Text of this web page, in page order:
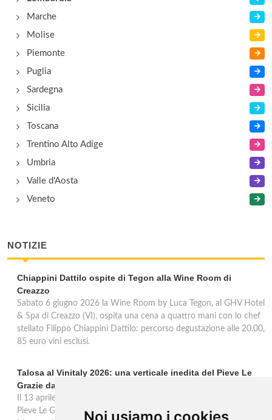
corso Giacomo Matteotti 71, Lecco
Marche
Molise
Piemonte
Puglia
Sardegna
Sicilia
Toscana
Trentino Alto Adige
Umbria
Valle d'Aosta
Veneto
NOTIZIE
Chiappini Dattilo ospite di Tegon alla Wine Room di
Creazzo
Sabato 6 giugno 2026 la Wine Room by Luca Tegon, al GHV Hotel
& Spa di Creazzo (VI), ospita una cena a quattro mani con lo chef
stellato Filippo Chiappini Dattilo: percorso degustazione alle 20.00,
85 euro vini esclusi.
Talosa al Vinitaly 2026: una verticale inedita del Pieve Le
Grazie dal 2016 al 2020
Il 13 aprile 2026 al Vinitaly, Talosa presenta la verticale inedita del
Pieve Le Grazie: cinque annate dal 2016 al 2020 del Nobile di